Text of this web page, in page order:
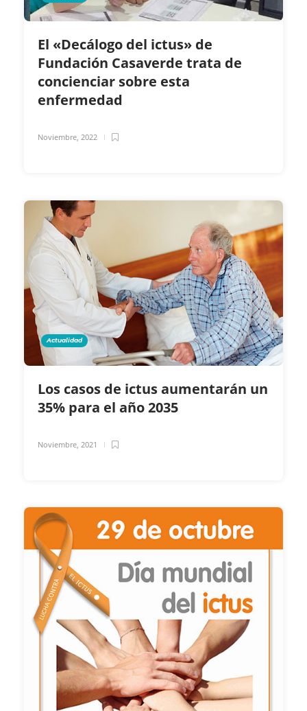
El «Decálogo del ictus» de
Fundación Casaverde trata de
concienciar sobre esta
enfermedad
Noviembre, 2022
Actualidad
Los casos de ictus aumentarán un
35% para el año 2035
Noviembre, 2021